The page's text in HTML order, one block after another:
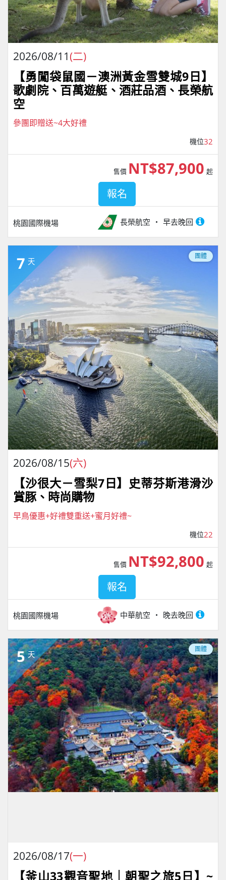
2026/08/11(二)
【勇闖袋鼠國－澳洲黃金雪雙城9日】
歌劇院、百萬遊艇、酒莊品酒、長榮航
空
參團即贈送~4大好禮
機位32
桃園國際機場 長榮航空 早去晚回
售價 NT$87,900 起
報名
7 天
團體
2026/08/15(六)
【沙很大－雪梨7日】史蒂芬斯港滑沙
賞豚、時尚購物
早鳥優惠+好禮雙重送+蜜月好禮~
機位22
桃園國際機場 中華航空 晚去晚回
售價 NT$92,800 起
報名
5 天
團體
2026/08/17(一)
【釜山33觀音聖地｜朝聖之旅5日】~